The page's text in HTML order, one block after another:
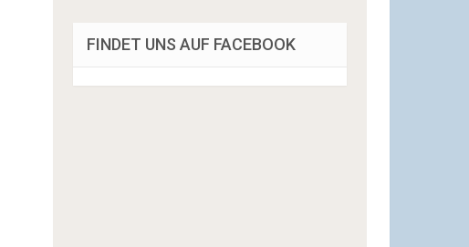
FINDET UNS AUF FACEBOOK